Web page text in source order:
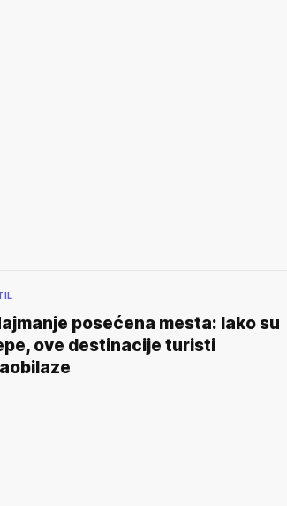
posećena mesta: Iako su
ove destinacije turisti